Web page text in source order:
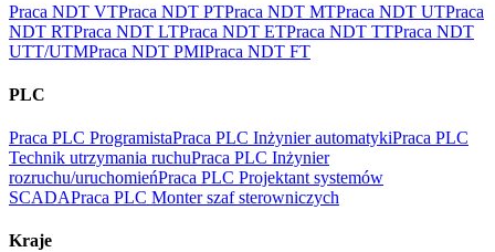
Praca NDT VTPraca NDT PTPraca NDT MTPraca NDT UTPraca
NDT RTPraca NDT LTPraca NDT ETPraca NDT TTPraca NDT
UTT/UTMPraca NDT PMIPraca NDT FT
PLC
Praca PLC ProgramistaPraca PLC Inżynier automatykiPraca PLC
Technik utrzymania ruchuPraca PLC Inżynier
rozruchu/uruchomieńPraca PLC Projektant systemów
SCADAPraca PLC Monter szaf sterowniczych
Kraje